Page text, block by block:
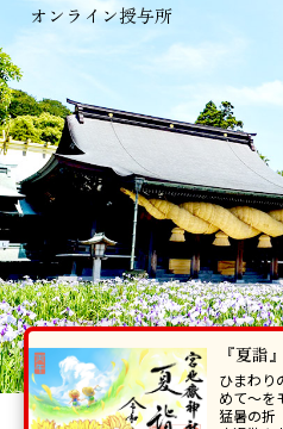
オンライン授与所
当ホームページで掲載の写真・イラス
『夏詣
ひまわり
めて〜を
猛暑の